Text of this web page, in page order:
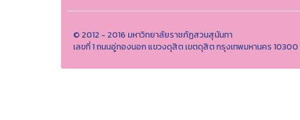
© 2012 - 2016 มหาวิทยาลัยราชภัฏสวนสุนันทา
เลขที่ 1 ถนนอู่ทองนอก แขวงดุสิต เขตดุสิต กรุงเทพมหานคร 10300